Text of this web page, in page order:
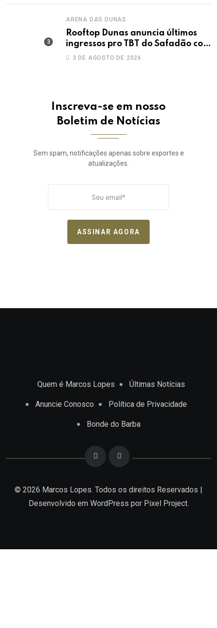
ARENA DAS DUNAS
Rooftop Dunas anuncia últimos
ingressos pro TBT do Safadão com
virada de lote nesta terça (04)
3 DE AGOSTO DE 2026
Inscreva-se em nosso
Boletim de Notícias
Sem spam, notificações apenas sobre esportes e
atualizações.
ASSINAR AGORA
Quem é Marcos Lopes Últimas Notícias
Anuncie Conosco Política de Privacidade
Bonde do Barba
© 2026 Marcos Lopes. Todos os direitos Reservados |
Desenvolvido em WordPress por Pixel Project.